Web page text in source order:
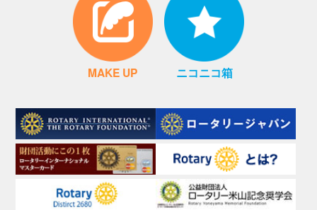
MAKE UP ニコニコ箱